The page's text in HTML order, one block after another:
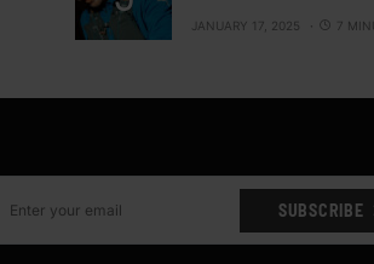
JANUARY 17, 2025 7
SUBSCRIBE